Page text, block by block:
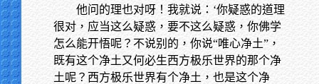
他问的理也对呀！我就说：‘你疑惑的道理
很对，应当这么疑惑，要不这么疑惑，你佛学
怎么能开悟呢？不说别的，你说“唯心净土”，
既有这个净土又何必生西方极乐世界的那个净
土呢？西方极乐世界有个净土，也是这个净